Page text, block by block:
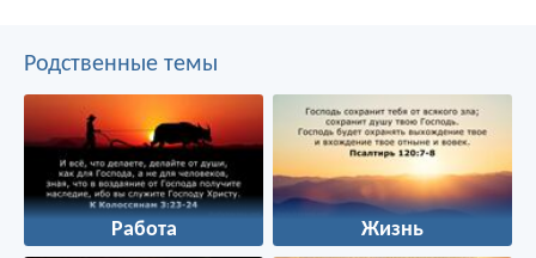
Родственные темы
Работа Жизнь